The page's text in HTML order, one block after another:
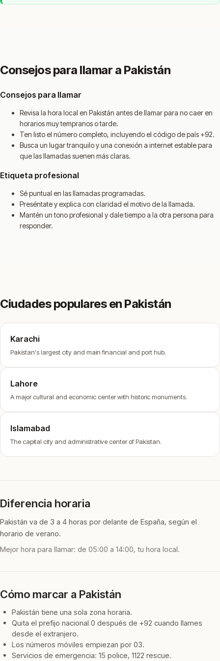
Consejos para llamar a Pakistán
Consejos para llamar
Revisa la hora local en Pakistán antes de llamar para no caer en
horarios muy tempranos o tarde.
Ten listo el número completo, incluyendo el código de país +92.
Busca un lugar tranquilo y una conexión a internet estable para
que las llamadas suenen más claras.
Etiqueta profesional
Sé puntual en las llamadas programadas.
Preséntate y explica con claridad el motivo de la llamada.
Mantén un tono profesional y dale tiempo a la otra persona para
responder.
Ciudades populares en Pakistán
Karachi
Pakistan's largest city and main financial and port hub.
Lahore
A major cultural and economic center with historic monuments.
Islamabad
The capital city and administrative center of Pakistan.
Diferencia horaria
Pakistán va de 3 a 4 horas por delante de España, según el
horario de verano.
Mejor hora para llamar: de 05:00 a 14:00, tu hora local.
Cómo marcar a Pakistán
Pakistán tiene una sola zona horaria.
Quita el prefijo nacional 0 después de +92 cuando llames
desde el extranjero.
Los números móviles empiezan por 03.
Servicios de emergencia: 15 police, 1122 rescue.